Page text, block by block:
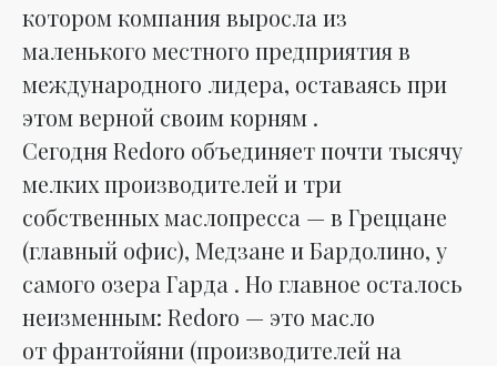
котором компания выросла из
маленького местного предприятия в
международного лидера, оставаясь при
этом верной своим корням .
Сегодня Redoro объединяет почти тысячу
мелких производителей и три
собственных маслопресса — в Греццане
(главный офис), Медзане и Бардолино, у
самого озера Гарда . Но главное осталось
неизменным: Redoro — это масло
от франтойяни (производителей на